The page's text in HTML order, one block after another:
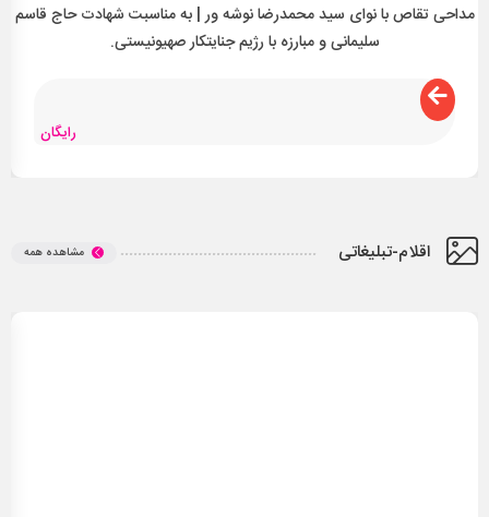
مداحی تقاص با نوای سید محمدرضا نوشه ور | به مناسبت شهادت حاج قاسم
سلیمانی و مبارزه با رژیم جنایتکار صهیونیستی.
رایگان
اقلام-تبلیغاتی مشاهده همه